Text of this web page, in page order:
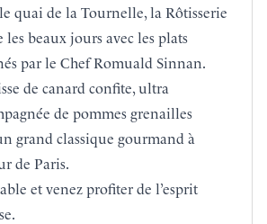
quai de la Tournelle,la Rôtisserie
les beaux jours avec les plats
par le Chef Romuald Sinnan.
de canard confite, ultra
de pommes grenailles
grand classique gourmand à
de Paris.
et venez profiter de l’esprit